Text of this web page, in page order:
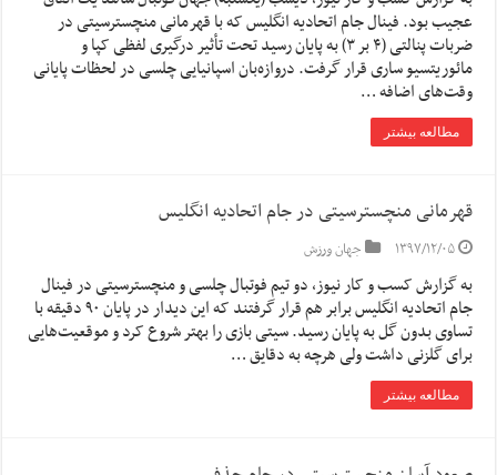
عجیب بود. فینال جام اتحادیه انگلیس که با قهرمانی منچسترسیتی در
ضربات پنالتی (۴ بر ۳) به پایان رسید تحت تأثیر درگیری لفظی کپا و
مائوریتسیو ساری قرار گرفت. دروازه‌بان اسپانیایی چلسی در لحظات پایانی
وقت‌های اضافه …
مطالعه بیشتر
قهرمانی منچسترسیتی در جام اتحادیه انگلیس
۱۳۹۷/۱۲/۰۵ جهان ورزش
به گزارش کسب و کار نیوز، دو تیم فوتبال چلسی و منچسترسیتی در فینال
جام اتحادیه انگلیس برابر هم قرار گرفتند که این دیدار در پایان ۹۰ دقیقه با
تساوی بدون گل به پایان رسید. سیتی بازی را بهتر شروع کرد و موقعیت‌هایی
برای گلزنی داشت ولی هرچه به دقایق …
مطالعه بیشتر